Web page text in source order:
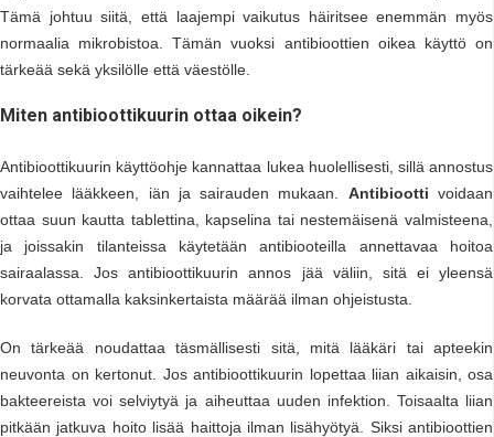
Tämä johtuu siitä, että laajempi vaikutus häiritsee enemmän myös
normaalia mikrobistoa. Tämän vuoksi antibioottien oikea käyttö on
tärkeää sekä yksilölle että väestölle.
Miten antibioottikuurin ottaa oikein?
Antibioottikuurin käyttöohje kannattaa lukea huolellisesti, sillä annostus
vaihtelee lääkkeen, iän ja sairauden mukaan. Antibiootti voidaan
ottaa suun kautta tablettina, kapselina tai nestemäisenä valmisteena,
ja joissakin tilanteissa käytetään antibiooteilla annettavaa hoitoa
sairaalassa. Jos antibioottikuurin annos jää väliin, sitä ei yleensä
korvata ottamalla kaksinkertaista määrää ilman ohjeistusta.
On tärkeää noudattaa täsmällisesti sitä, mitä lääkäri tai apteekin
neuvonta on kertonut. Jos antibioottikuurin lopettaa liian aikaisin, osa
bakteereista voi selviytyä ja aiheuttaa uuden infektion. Toisaalta liian
pitkään jatkuva hoito lisää haittoja ilman lisähyötyä. Siksi antibioottien